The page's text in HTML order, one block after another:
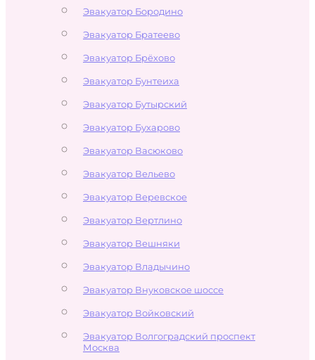
Эвакуатор Бородино
Эвакуатор Братеево
Эвакуатор Брёхово
Эвакуатор Бунтеиха
Эвакуатор Бутырский
Эвакуатор Бухарово
Эвакуатор Васюково
Эвакуатор Вельево
Эвакуатор Веревское
Эвакуатор Вертлино
Эвакуатор Вешняки
Эвакуатор Владычино
Эвакуатор Внуковское шоссе
Эвакуатор Войковский
Эвакуатор Волгоградский проспект
Москва